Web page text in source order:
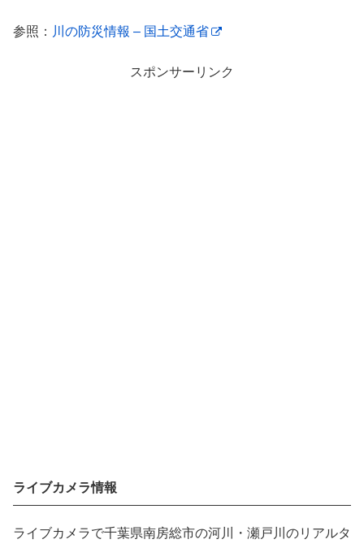
参照： 川の防災情報 – 国土交通省
スポンサーリンク
ライブカメラ情報
ライブカメラで千葉県南房総市の河川・瀬戸川のリアルタ